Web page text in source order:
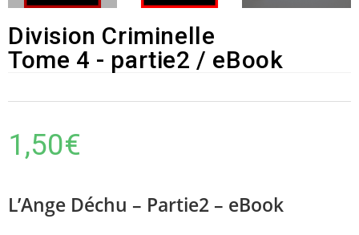
Division Criminelle
Tome 4 - partie2 / eBook
1,50€
L’Ange Déchu – Partie2 – eBook